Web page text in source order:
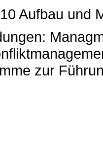
Aufbau und
zur